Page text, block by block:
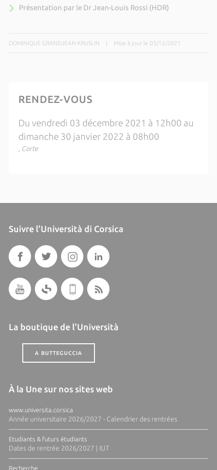
Présentation par le Dr Jean-Louis Rossi (HDR)
DOMINIQUE GRANDJEAN-KRUSLIN Mise à jour le 03/12/2021
RENDEZ-VOUS
Du vendredi 03 décembre 2021 à 12h00 au
dimanche 30 janvier 2022 à 08h00
, Corte
Suivre l'Università di Corsica
La boutique de l'Università
A BUTTEGUCCIA
À la Une sur nos sites web
www.universita.corsica
Année universitaire 2026/2027 - Calendrier des rentrées
Etudiants & futurs étudiants
Dates de rentrée 2026/2027 | IUT
Recherche